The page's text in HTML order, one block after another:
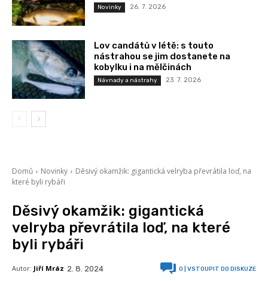
Novinky 26. 7. 2026
Lov candátů v létě: s touto
nástrahou se jim dostanete na
kobylku i na mělčinách
Návnady a nástrahy 23. 7. 2026